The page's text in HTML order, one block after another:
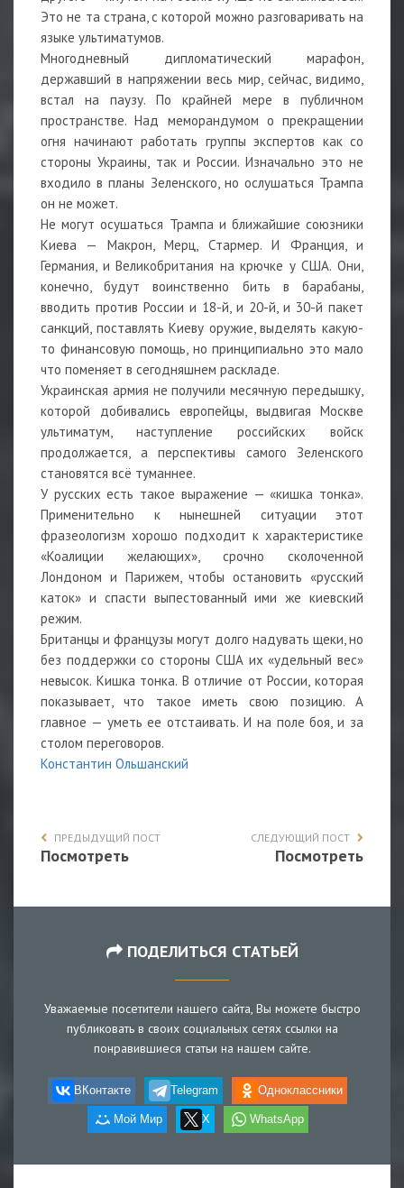
Это не та страна, с которой можно разговаривать на
языке ультиматумов.
Многодневный дипломатический марафон,
державший в напряжении весь мир, сейчас, видимо,
встал на паузу. По крайней мере в публичном
пространстве. Над меморандумом о прекращении
огня начинают работать группы экспертов как со
стороны Украины, так и России. Изначально это не
входило в планы Зеленского, но ослушаться Трампа
он не может.
Не могут осушаться Трампа и ближайшие союзники
Киева — Макрон, Мерц, Стармер. И Франция, и
Германия, и Великобритания на крючке у США. Они,
конечно, будут воинственно бить в барабаны,
вводить против России и 18-й, и 20-й, и 30-й пакет
санкций, поставлять Киеву оружие, выделять какую-
то финансовую помощь, но принципиально это мало
что поменяет в сегодняшнем раскладе.
Украинская армия не получили месячную передышку,
которой добивались европейцы, выдвигая Москве
ультиматум, наступление российских войск
продолжается, а перспективы самого Зеленского
становятся всё туманнее.
У русских есть такое выражение — «кишка тонка».
Применительно к нынешней ситуации этот
фразеологизм хорошо подходит к характеристике
«Коалиции желающих», срочно сколоченной
Лондоном и Парижем, чтобы остановить «русский
каток» и спасти выпестованный ими же киевский
режим.
Британцы и французы могут долго надувать щеки, но
без поддержки со стороны США их «удельный вес»
невысок. Кишка тонка. В отличие от России, которая
показывает, что такое иметь свою позицию. А
главное — уметь ее отстаивать. И на поле боя, и за
столом переговоров.
Константин Ольшанский
ПРЕДЫДУЩИЙ ПОСТ
Посмотреть
СЛЕДУЮЩИЙ ПОСТ
Посмотреть
ПОДЕЛИТЬСЯ СТАТЬЕЙ
Уважаемые посетители нашего сайта, Вы можете быстро
публиковать в своих социальных сетях ссылки на
понравившиеся статьи на нашем сайте.
ВКонтакте Telegram Одноклассники
Мой Мир X WhatsApp